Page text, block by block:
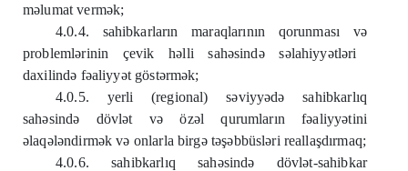
məlumat vermək;
4.0.4. sahibkarların maraqlarının qorunması və
problemlərinin çevik həlli sahəsindəsəlahiyyətləri
daxilində fəaliyyət göstərmək;
4.0.5. yerli (regional) səviyyədə sahibkarlıq
sahəsində dövlət və özəl qurumların fəaliyyətini
əlaqələndirmək və onlarla birgətəşəbbüsləri reallaşdırmaq;
4.0.6. sahibkarlıq sahəsində dövlət-sahibkar